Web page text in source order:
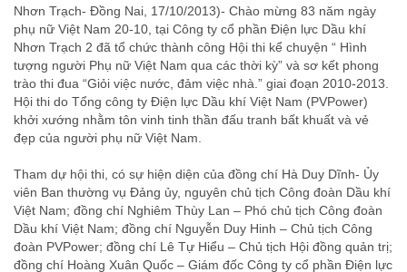
Nhơn Trạch- Đồng Nai, 17/10/2013)- Chào mừng 83 năm ngày
phụ nữ Việt Nam 20-10, tại Công ty cổ phần Điện lực Dầu khí
Nhơn Trạch 2 đã tổ chức thành công Hội thi kể chuyện “ Hình
tượng người Phụ nữ Việt Nam qua các thời kỳ” và sơ kết phong
trào thi đua “Giỏi việc nước, đảm việc nhà.” giai đoạn 2010-2013.
Hội thi do Tổng công ty Điện lực Dầu khí Việt Nam (PVPower)
khởi xướng nhằm tôn vinh tinh thần đấu tranh bất khuất và vẻ
đẹp của người phụ nữ Việt Nam.
Tham dự hội thi, có sự hiện diện của đồng chí Hà Duy Dĩnh- Ủy
viên Ban thường vụ Đảng ủy, nguyên chủ tịch Công đoàn Dầu khí
Việt Nam; đồng chí Nghiêm Thùy Lan – Phó chủ tịch Công đoàn
Dầu khí Việt Nam; đồng chí Nguyễn Duy Hinh – Chủ tịch Công
đoàn PVPower; đồng chí Lê Tự Hiểu – Chủ tịch Hội đồng quản trị;
đồng chí Hoàng Xuân Quốc – Giám đốc Công ty cổ phần Điện lực